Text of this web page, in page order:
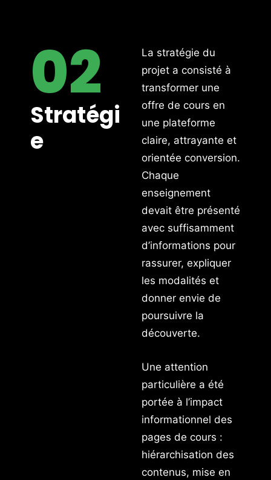
02
Stratégi
e
La stratégie du
projet a consisté à
transformer une
offre de cours en
une plateforme
claire, attrayante et
orientée conversion.
Chaque
enseignement
devait être présenté
avec suffisamment
d’informations pour
rassurer, expliquer
les modalités et
donner envie de
poursuivre la
découverte.
Une attention
particulière a été
portée à l’impact
informationnel des
pages de cours :
hiérarchisation des
contenus, mise en